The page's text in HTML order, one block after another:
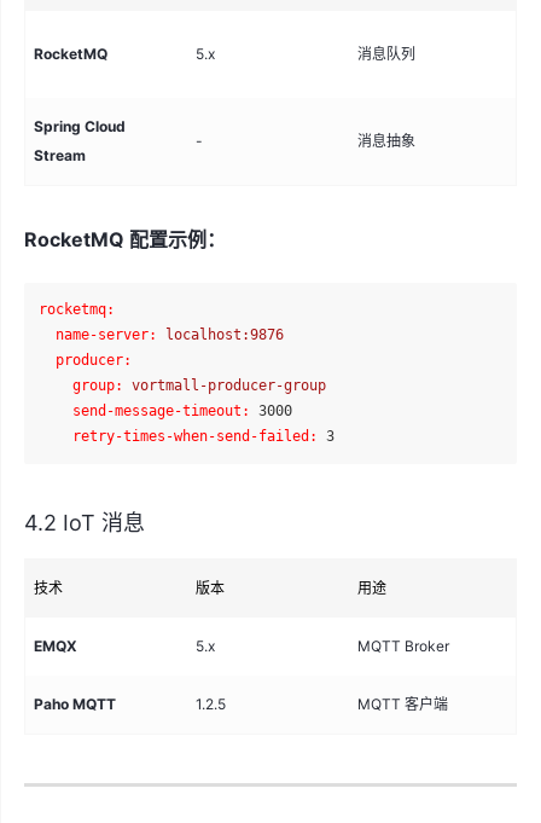
RocketMQ 5.x 消息队列
Spring Cloud
Stream
- 消息抽象
RocketMQ 配置示例：
rocketmq:
name-server:
localhost:9876
producer:
group:
vortmall-producer-group
send-message-timeout:
3000
retry-times-when-send-failed:
3
4.2 IoT 消息
技术 版本 用途
EMQX 5.x MQTT Broker
Paho MQTT 1.2.5 MQTT 客户端